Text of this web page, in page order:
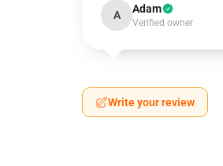
A Adam
Verified owner
Write your review